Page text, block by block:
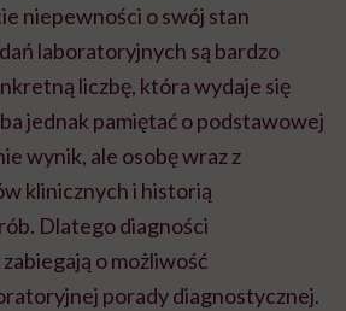
niepewności o swój stan
laboratoryjnych są bardzo
liczbę, która wydaje się
jednak pamiętać o podstawowej
wynik, ale osobę wraz z
klinicznych i historią
Dlatego diagności
o możliwość
porady diagnostycznej.